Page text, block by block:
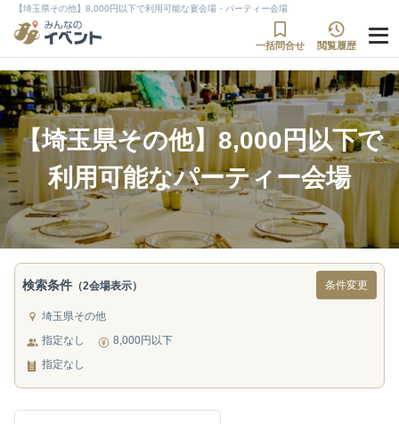
【埼玉県その他】8,000円以下で利用可能な宴会場・パーティー会場
一括問合せ 閲覧履歴
【埼玉県その他】8,000円以下で
利用可能なパーティー会場
検索条件 （2会場表示） 条件変更
埼玉県その他
指定なし
8,000円以下
指定なし